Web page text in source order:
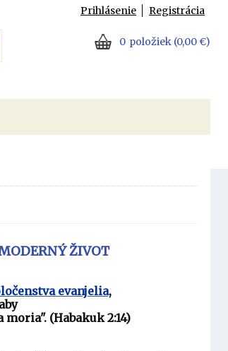
Prihlásenie Registrácia
0 položiek (0,00 €)
ŽIVOT
evanjelia,
aby
(Habakuk 2:14)